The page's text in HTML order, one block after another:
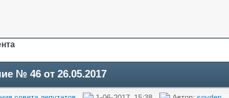
№ 46 от 26.05.2017